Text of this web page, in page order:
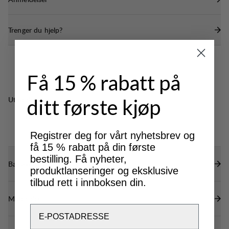
Trenger du hjelp?
Utmerket for
CLASSIC
TREKKING
Bærekraftsegenskaper
Materialer
Få 15 % rabatt på
ditt første kjøp
Registrer deg for vårt nyhetsbrev og
få 15 % rabatt på din første
bestilling. Få nyheter,
produktlanseringer og eksklusive
tilbud rett i innboksen din.